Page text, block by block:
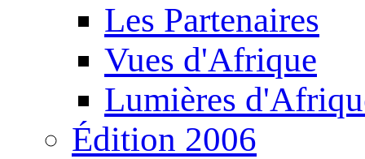
Les Partenaires
Vues d'Afrique
Lumières
Édition 2006